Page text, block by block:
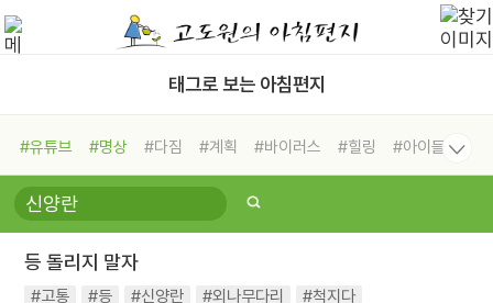
태그로 보는 아침편지
#유튜브 #명상 #다짐 #계획 #바이러스 #힐링
#아이들
#비전캠프
#독서캠프 #삶
#희망
#나눔 #친구 #링컨학교
#독서
#건강 #면역력
등 돌리지 말자
#고통 #등 #신양란 #외나무다리 #척지다